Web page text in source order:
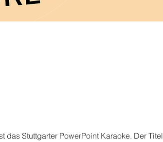
das Stuttgarter PowerPoint Karaoke. Der Titel